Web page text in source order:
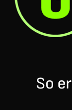
So